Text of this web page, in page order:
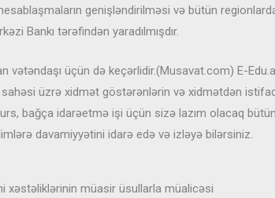
genişləndirilməsi və bütün
Bankı tərəfindən yaradılmışdır.
vətəndaşı üçün də keçərlidir.(Musavat.com) E-
üzrə xidmət göstərənlərin və xidmətdən
bağça idarəetmə işi üçün sizə lazım olacaq
davamiyyətini idarə edə və izləyə bilərsiniz.
xəstəliklərinin müasir üsullarla müalicəsi